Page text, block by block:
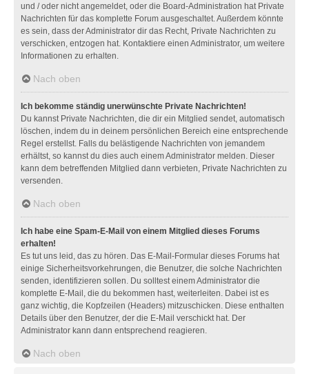
und / oder nicht angemeldet, oder die Board-Administration hat Private
Nachrichten für das komplette Forum ausgeschaltet. Außerdem könnte
es sein, dass der Administrator dir das Recht, Private Nachrichten zu
verschicken, entzogen hat. Kontaktiere einen Administrator, um weitere
Informationen zu erhalten.
Nach oben
Ich bekomme ständig unerwünschte Private Nachrichten!
Du kannst Private Nachrichten, die dir ein Mitglied sendet, automatisch
löschen, indem du in deinem persönlichen Bereich eine entsprechende
Regel erstellst. Falls du belästigende Nachrichten von jemandem
erhältst, so kannst du dies auch einem Administrator melden. Dieser
kann dem betreffenden Mitglied dann verbieten, Private Nachrichten zu
versenden.
Nach oben
Ich habe eine Spam-E-Mail von einem Mitglied dieses Forums
erhalten!
Es tut uns leid, das zu hören. Das E-Mail-Formular dieses Forums hat
einige Sicherheitsvorkehrungen, die Benutzer, die solche Nachrichten
senden, identifizieren sollen. Du solltest einem Administrator die
komplette E-Mail, die du bekommen hast, weiterleiten. Dabei ist es
ganz wichtig, die Kopfzeilen (Headers) mitzuschicken. Diese enthalten
Details über den Benutzer, der die E-Mail verschickt hat. Der
Administrator kann dann entsprechend reagieren.
Nach oben